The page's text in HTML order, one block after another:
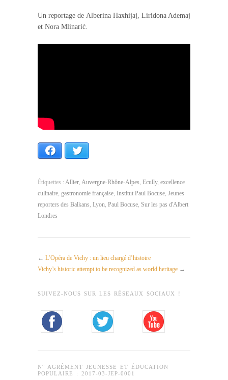
Un reportage de Alberina Haxhijaj, Liridona Ademaj
et Nora Mlinarić.
Facebook
Étiquettes : Allier, Auvergne-Rhône-Alpes, Ecully, excellence
culinaire, gastronomie française, Institut Paul Bocuse, Jeunes
reporters des Balkans, Lyon, Paul Bocuse, Sur les pas d'Albert
Londres
← L’Opéra de Vichy : un lieu chargé d’histoire
Vichy’s historic attempt to be recognized as world heritage →
SUIVEZ-NOUS SUR LES RÉSEAUX SOCIAUX !
N° AGRÉMENT JEUNESSE ET ÉDUCATION
POPULAIRE : 2017-03-JEP-0001